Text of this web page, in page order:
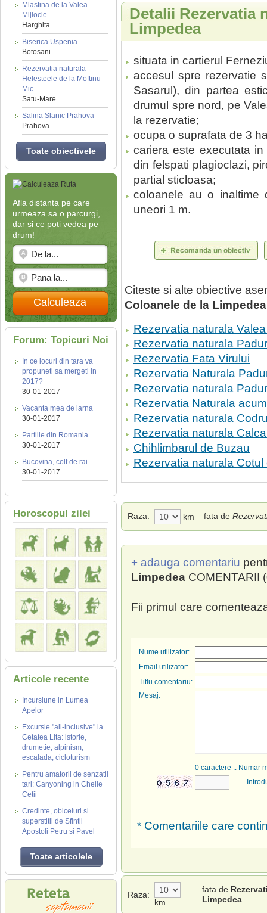
Mlastina de la Valea
Mijlocie
Harghita
Biserica Uspenia
Botosani
Rezervatia naturala
Helesteele de la Moftinu
Mic
Satu-Mare
Salina Slanic Prahova
Prahova
Toate obiectivele
Afla distanta pe care
urmeaza sa o parcurgi,
dar si ce poti vedea pe
drum!
Calculeaza
Forum: Topicuri Noi
In ce locuri din tara va
propuneti sa mergeti in
2017?
30-01-2017
Vacanta mea de iarna
30-01-2017
Partiile din Romania
30-01-2017
Bucovina, colt de rai
30-01-2017
Horoscopul zilei
Articole recente
Incursiune in Lumea
Apelor
Excursie "all-inclusive" la
Cetatea Lita: istorie,
drumetie, alpinism,
escalada, cicloturism
Pentru amatorii de senzatii
tari: Canyoning in Cheile
Cetii
Credinte, obiceiuri si
superstitii de Sfintii
Apostoli Petru si Pavel
Toate articolele
Detalii Rezervatia
Limpedea
situata in cartierul
accesul spre rezervatie
Sasarul), din partea
drumul spre nord, pe
la rezervatie;
ocupa o suprafata de 3
cariera este executata
din felspati plagioclazi,
partial sticloasa;
coloanele au o inaltime
uneori 1 m.
Citeste si alte obiective
Coloanele de la Limpedea
Rezervatia naturala
Rezervatia naturala
Rezervatia Fata Virului
Rezervatia Naturala
Rezervatia naturala
Rezervatia Naturala
Rezervatia naturala
Rezervatia naturala
Chihlimbarul de Buzau
Rezervatia naturala Cotul
Raza: km fata de
+ adauga comentariu
Limpedea COMENTARII
Fii primul care
Nume utilizator:
Email utilizator:
Titlu comentariu:
Mesaj:
0 caractere :: Numar
* Comentariile care
Raza:
km
fata de
Limpedea